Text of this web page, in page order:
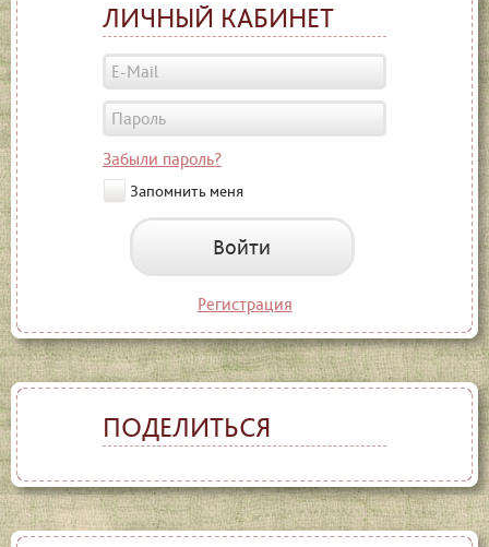
ЛИЧНЫЙ КАБИНЕТ
Забыли пароль?
Запомнить меня
Войти
Регистрация
ПОДЕЛИТЬСЯ